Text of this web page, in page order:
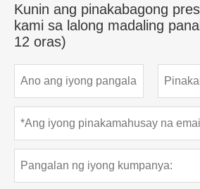
Kunin ang pinakabagong
kami sa lalong madaling
12 oras)